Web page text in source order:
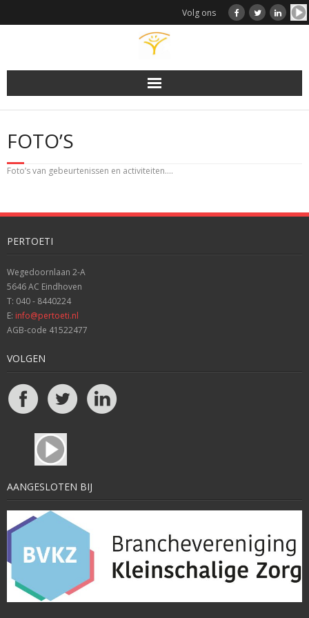
Volg ons
FOTO’S
Foto’s van gebeurtenissen en activiteiten….
PERTOETI
Wegedoornlaan 2-A
5646 AC Eindhoven
T: 040 - 8440224
E: info@pertoeti.nl
AGB-code 41522477
VOLGEN
AANGESLOTEN BIJ